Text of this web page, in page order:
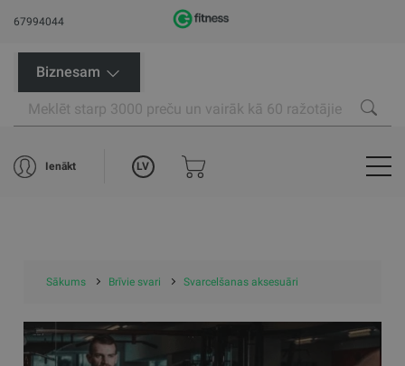
67994044
Biznesam
Ienākt LV
Sākums Brīvie svari Svarcelšanas aksesuāri